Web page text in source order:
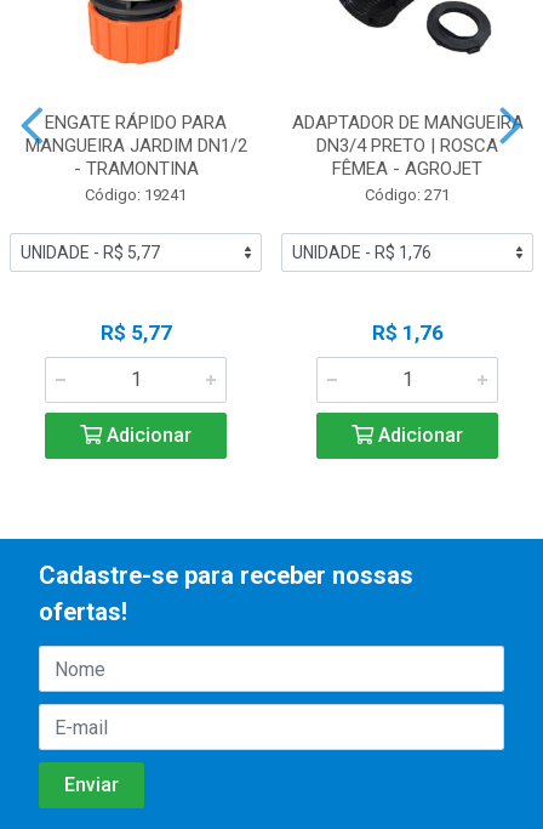
ENGATE RÁPIDO PARA
MANGUEIRA JARDIM DN1/2
- TRAMONTINA
Código: 19241
R$ 5,77
Adicionar
ADAPTADOR DE MANGUEIRA
DN3/4 PRETO | ROSCA
FÊMEA - AGROJET
Código: 271
R$ 1,76
Adicionar
Cadastre-se para receber nossas
ofertas!